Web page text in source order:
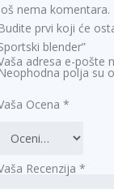
nema komentara.
prvi koji će
blender”
adresa e-pošte
polja su
Ocena*
Recenzija*